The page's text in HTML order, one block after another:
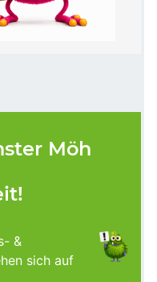
Möh
&
sich auf